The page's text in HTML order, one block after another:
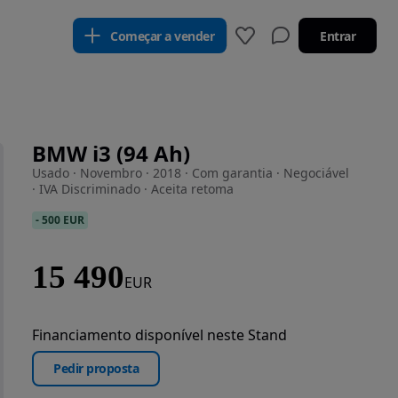
Começar a vender Entrar
BMW i3 (94 Ah)
Usado · Novembro · 2018 · Com garantia · Negociável
· IVA Discriminado · Aceita retoma
-500 EUR
15 490EUR
Financiamento disponível neste Stand
Pedir proposta